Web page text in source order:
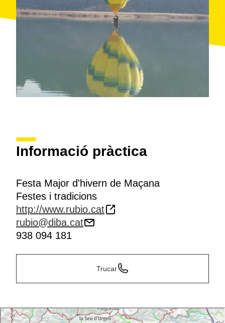
Informació pràctica
Festa Major d'hivern de Maçana
Festes i tradicions
http://www.rubio.cat
rubio@diba.cat
938 094 181
Trucar